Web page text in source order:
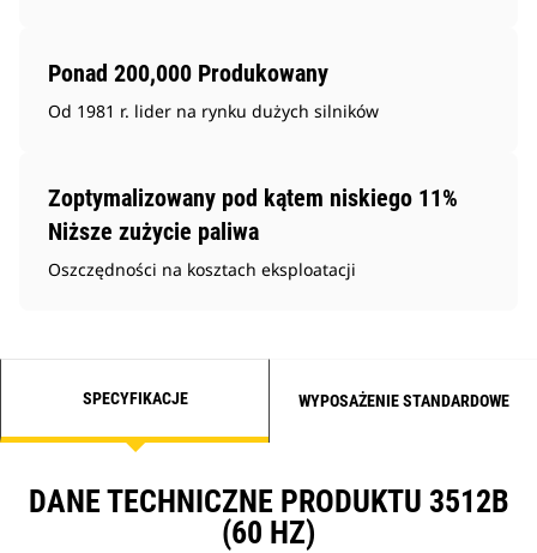
Ponad 200,000 Produkowany
Od 1981 r. lider na rynku dużych silników
Zoptymalizowany pod kątem niskiego 11%
Niższe zużycie paliwa
Oszczędności na kosztach eksploatacji
SPECYFIKACJE WYPOSAŻENIE STANDARDOWE
DANE TECHNICZNE PRODUKTU 3512B
(60 HZ)